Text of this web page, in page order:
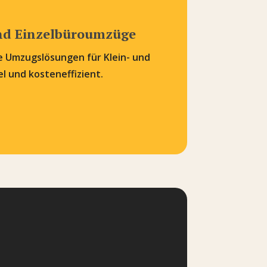
Einzelbüroumzüge
für Klein- und
und kosteneffizient.